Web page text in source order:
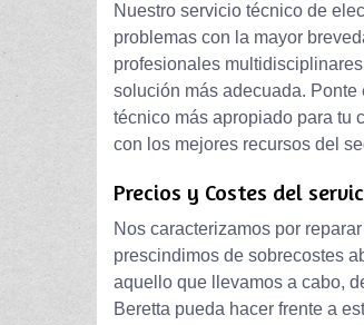
Nuestro servicio técnico de
problemas con la mayor
profesionales
solución más adecuada. Ponte
técnico más apropiado para tu
con los mejores recursos del
Precios y Costes del
Nos caracterizamos por
prescindimos de sobrecostes
aquello que llevamos a cabo,
Beretta pueda hacer frente a